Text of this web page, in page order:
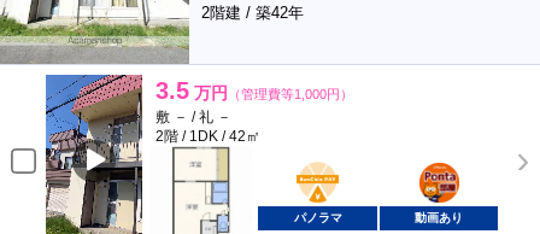
2階建 / 築42年
3.5 万円 （管理費等1,000円）
敷 － / 礼 －
2階 / 1DK / 42㎡
BunChinPAY
ポンタ
部屋
パノラマ 動画あり